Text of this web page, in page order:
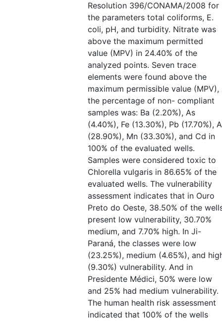
Resolution 396/CONAMA/2008 for
the parameters total coliforms, E.
coli, pH, and turbidity. Nitrate was
above the maximum permitted
value (MPV) in 24.40% of the
analyzed points. Seven trace
elements were found above the
maximum permissible value (MPV),
the percentage of non- compliant
samples was: Ba (2.20%), As
(4.40%), Fe (13.30%), Pb (17.70%),
(28.90%), Mn (33.30%), and Cd in
100% of the evaluated wells.
Samples were considered toxic to
Chlorella vulgaris in 86.65% of the
evaluated wells. The vulnerability
assessment indicates that in Ouro
Preto do Oeste, 38.50% of the
present low vulnerability, 30.70%
medium, and 7.70% high. In Ji-
Paraná, the classes were low
(23.25%), medium (4.65%), and
(9.30%) vulnerability. And in
Presidente Médici, 50% were low
and 25% had medium vulnerability.
The human health risk assessment
indicated that 100% of the wells